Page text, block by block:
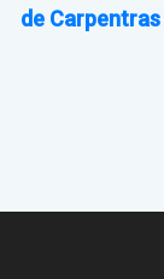
de Carpentras